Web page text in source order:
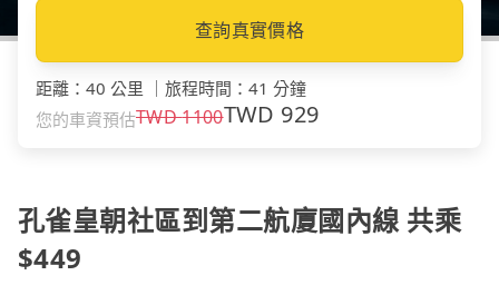
查詢真實價格
距離 ： 40 公里 旅程時間 ： 41 分鐘
您的車資預估TWD1100TWD 929
孔雀皇朝社區到第二航廈國內線 共乘
$449